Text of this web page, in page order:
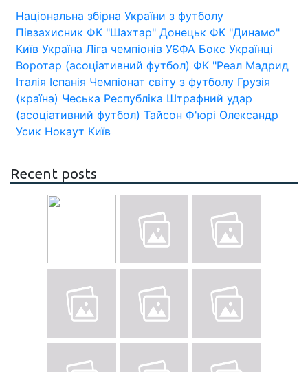
Національна збірна України з футболу
Півзахисник ФК "Шахтар" Донецьк ФК "Динамо"
Київ Україна Ліга чемпіонів УЄФА Бокс Українці
Воротар (асоціативний футбол) ФК "Реал Мадрид
Італія Іспанія Чемпіонат світу з футболу Грузія
(країна) Чеська Республіка Штрафний удар
(асоціативний футбол) Тайсон Ф'юрі Олександр
Усик Нокаут Київ
Recent posts